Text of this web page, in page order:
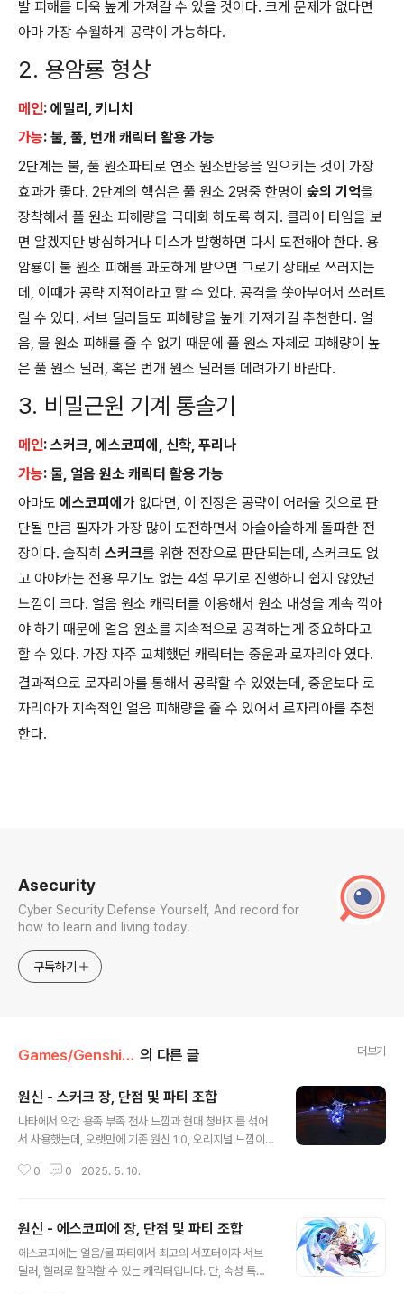
발 피해를 더욱 높게 가져갈 수 있을 것이다. 크게 문제가 없다면
아마 가장 수월하게 공략이 가능하다.
2. 용암룡 형상
메인: 에밀리, 키니치
가능: 불, 풀, 번개 캐릭터 활용 가능
2단계는 불, 풀 원소파티로 연소 원소반응을 일으키는 것이 가장
효과가 좋다. 2단계의 핵심은 풀 원소 2명중 한명이 숲의 기억을
장착해서 풀 원소 피해량을 극대화 하도록 하자. 클리어 타임을 보
면 알겠지만 방심하거나 미스가 발행하면 다시 도전해야 한다. 용
암룡이 불 원소 피해를 과도하게 받으면 그로기 상태로 쓰러지는
데, 이때가 공략 지점이라고 할 수 있다. 공격을 쏫아부어서 쓰러트
릴 수 있다. 서브 딜러들도 피해량을 높게 가져가길 추천한다. 얼
음, 물 원소 피해를 줄 수 없기 때문에 풀 원소 자체로 피해량이 높
은 풀 원소 딜러, 혹은 번개 원소 딜러를 데려가기 바란다.
3. 비밀근원 기계 통솔기
메인: 스커크, 에스코피에, 신학, 푸리나
가능: 물, 얼음 원소 캐릭터 활용 가능
아마도 에스코피에 가 없다면, 이 전장은 공략이 어려울 것으로 판
단될 만큼 필자가 가장 많이 도전하면서 아슬아슬하게 돌파한 전
장이다. 솔직히 스커크를 위한 전장으로 판단되는데, 스커크도 없
고 아야카는 전용 무기도 없는 4성 무기로 진행하니 쉽지 않았던
느낌이 크다. 얼음 원소 캐릭터를 이용해서 원소 내성을 계속 깍아
야 하기 때문에 얼음 원소를 지속적으로 공격하는게 중요하다고
할 수 있다. 가장 자주 교체했던 캐릭터는 중운과 로자리아 였다.
결과적으로 로자리아를 통해서 공략할 수 있었는데, 중운보다 로
자리아가 지속적인 얼음 피해량을 줄 수 있어서 로자리아를 추천
한다.
Asecurity
Cyber Security Defense Yourself, And record for
how to learn and living today.
구독하기
Games/Genshin Impact 의 다른 글 더보기
원신 - 스커크 장, 단점 및 파티 조합
나타에서 약간 용족 부족 전사 느낌과 현대 청바지를 섞어
서 사용했는데, 오랫만에 기존 원신 1.0, 오리지널 느낌이
심이 있고 기대되는 캐릭터가 스커크일 것으로 필자는 생
인 물, 얼음 원소 피해시 일반 공격 피해가 기본의 110%/1
20%/170%만큼 증가하고, 원소폭발 피해가 기본의 10
5%/115%/160%만큼 증가 한다는 것입니다.(레벨 특성
0 0 2025. 5. 10.
원신 - 에스코피에 장, 단점 및 파티 조합
에스코피에는 얼음/물 파티에서 최고의 서포터이자 서브
딜러, 힐러로 활약할 수 있는 캐릭터입니다. 단, 속성 특화